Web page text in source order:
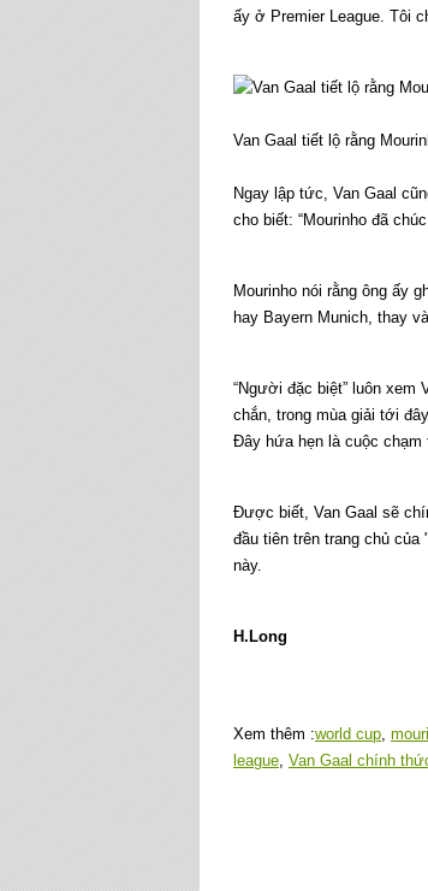
ấy ở Premier League. Tôi
Van Gaal tiết lộ rằng
Ngay lập tức, Van Gaal
cho biết: “Mourinho đã
Mourinho nói rằng ông ấy
hay Bayern Munich, thay
“Người đặc biệt” luôn xem
chắn, trong mùa giải tới
Đây hứa hẹn là cuộc chạm
Được biết, Van Gaal sẽ
đầu tiên trên trang chủ
này.
H.Long
Xem thêm :world cup,
league, Van Gaal chính